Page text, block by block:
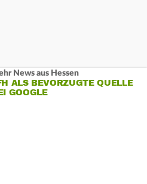
News aus Hessen
ALS BEVORZUGTE QUELLE
GOOGLE